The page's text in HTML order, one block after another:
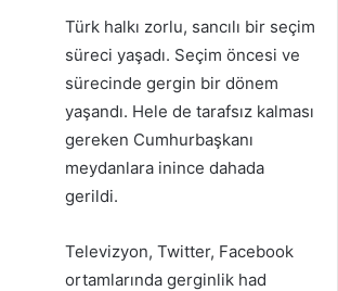
Türk halkı zorlu, sancılı bir seçim
süreci yaşadı. Seçim öncesi ve
sürecinde gergin bir dönem
yaşandı. Hele de tarafsız kalması
gereken Cumhurbaşkanı
meydanlara inince dahada
gerildi.
Televizyon, Twitter, Facebook
ortamlarında gerginlik had